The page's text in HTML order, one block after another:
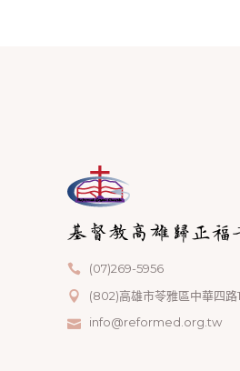
(07)269-5956
(802)高雄市苓雅區中華四路
info@reformed.org.tw